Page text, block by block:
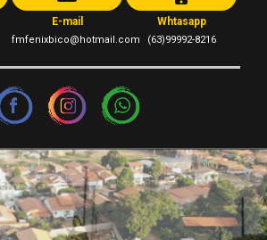
E-mail
fmfenixbico@hotmail.com
Whtasapp
(63)99992-8216